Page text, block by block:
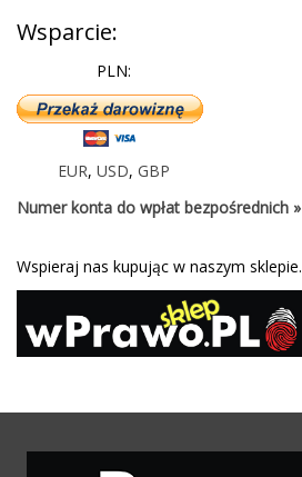
Wsparcie:
PLN:
EUR, USD, GBP
Numer konta do wpłat bezpośrednich »
Wspieraj nas kupując w naszym sklepie.